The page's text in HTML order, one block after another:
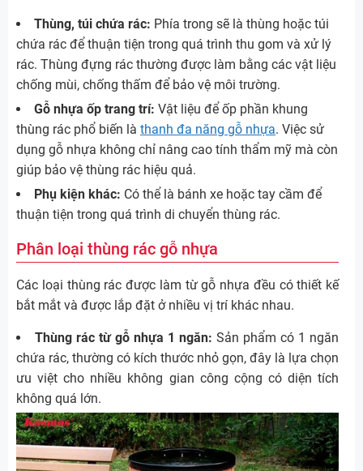
Thùng, túi chứa rác: Phía trong sẽ là thùng hoặc túi
chứa rác để thuận tiện trong quá trình thu gom và xử lý
rác. Thùng đựng rác thường được làm bằng các vật liệu
chống mùi, chống thấm để bảo vệ môi trường.
Gỗ nhựa ốp trang trí: Vật liệu để ốp phần khung
thùng rác phổ biến là thanh đa năng gỗ nhựa. Việc sử
dụng gỗ nhựa không chỉ nâng cao tính thẩm mỹ mà còn
giúp bảo vệ thùng rác hiệu quả.
Phụ kiện khác: Có thể là bánh xe hoặc tay cầm để
thuận tiện trong quá trình di chuyển thùng rác.
Phân loại thùng rác gỗ nhựa
Các loại thùng rác được làm từ gỗ nhựa đều có thiết kế
bắt mắt và được lắp đặt ở nhiều vị trí khác nhau.
Thùng rác từ gỗ nhựa 1 ngăn: Sản phẩm có 1 ngăn
chứa rác, thường có kích thước nhỏ gọn, đây là lựa chọn
ưu việt cho nhiều không gian công cộng có diện tích
không quá lớn.